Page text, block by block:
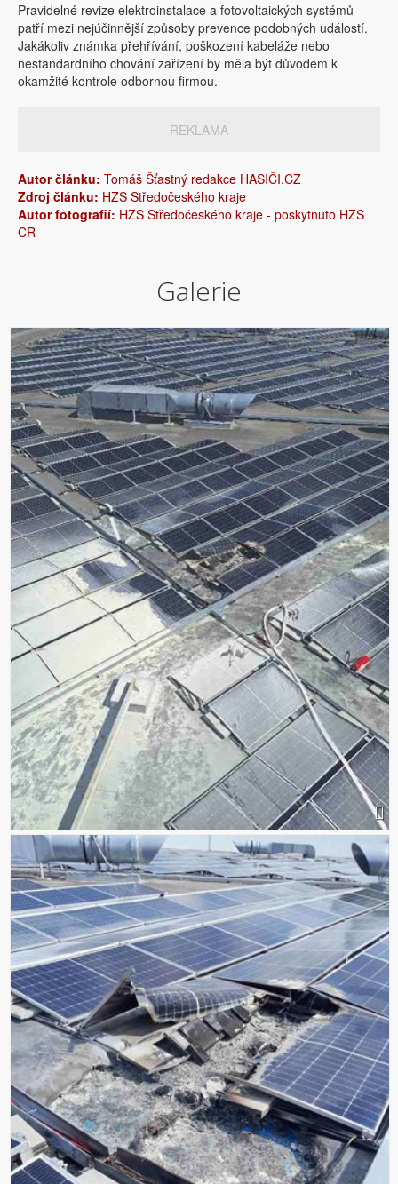
Pravidelné revize elektroinstalace a fotovoltaických systémů
patří mezi nejúčinnější způsoby prevence podobných událostí.
Jakákoliv známka přehřívání, poškození kabeláže nebo
nestandardního chování zařízení by měla být důvodem k
okamžité kontrole odbornou firmou.
REKLAMA
Autor článku: Tomáš Šťastný redakce HASIČI.CZ
Zdroj článku: HZS Středočeského kraje
Autor fotografií: HZS Středočeského kraje - poskytnuto HZS
ČR
Galerie